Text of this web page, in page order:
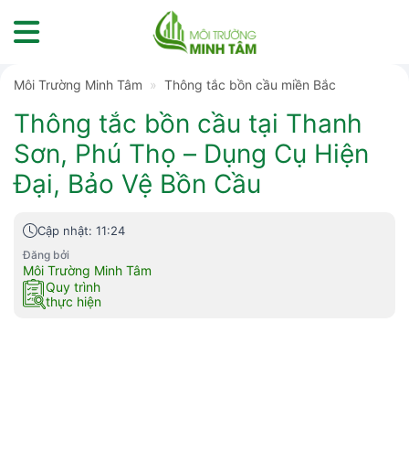
to
Môi Trường Minh Tâm » Thông tắc bồn cầu miền Bắc
Thông tắc bồn cầu tại Thanh
Sơn, Phú Thọ – Dụng Cụ Hiện
Đại, Bảo Vệ Bồn Cầu
Cập nhật: 11:24
Đăng bởi
Môi Trường Minh Tâm
Quy trình
thực hiện